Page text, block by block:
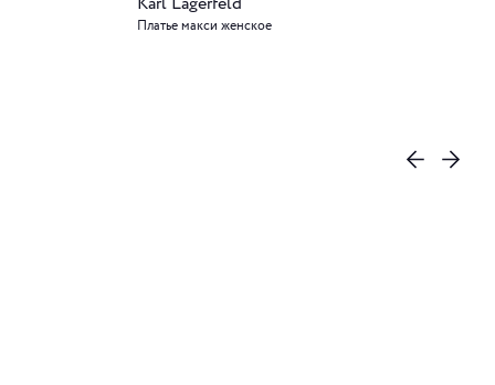
Платье макси женское